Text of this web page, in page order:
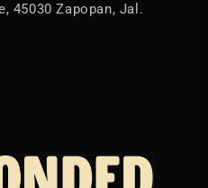
45030 Zapopan, Jal.